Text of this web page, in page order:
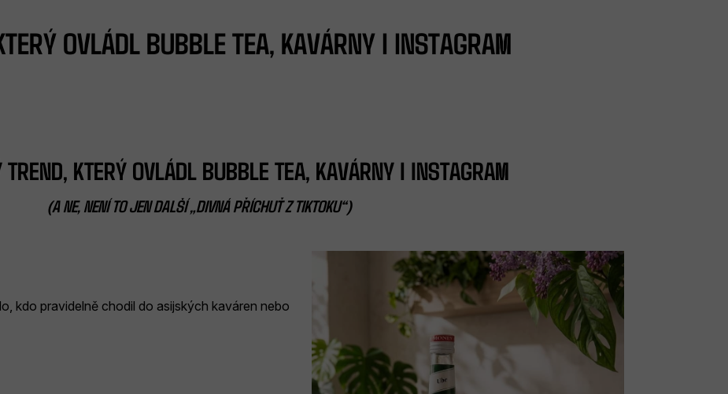
OVLÁDL BUBBLE TEA, KAVÁRNY I INSTAGRAM
KTERÝ OVLÁDL BUBBLE TEA, KAVÁRNY I INSTAGRAM
(A NE, NENÍ TO JEN DALŠÍ „DIVNÁ PŘÍCHUŤ Z TIKTOKU“)
kdo pravidelně chodil do asijských kaváren nebo